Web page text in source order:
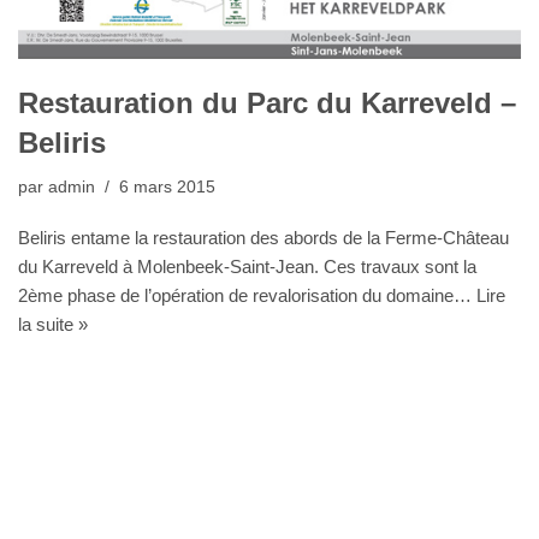
Restauration du Parc du Karreveld –
Beliris
par admin 6 mars 2015
Beliris entame la restauration des abords de la Ferme-Château
du Karreveld à Molenbeek-Saint-Jean. Ces travaux sont la
2ème phase de l’opération de revalorisation du domaine… Lire
la suite »